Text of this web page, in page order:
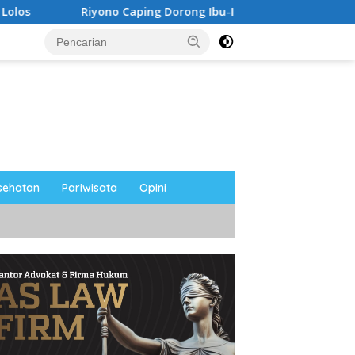
Caping Dorong Ibu-Ibu Magetan Kembangkan Olahan
Pariwisata Opini